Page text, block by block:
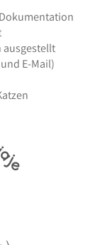
ausgestellt
E-Mail)